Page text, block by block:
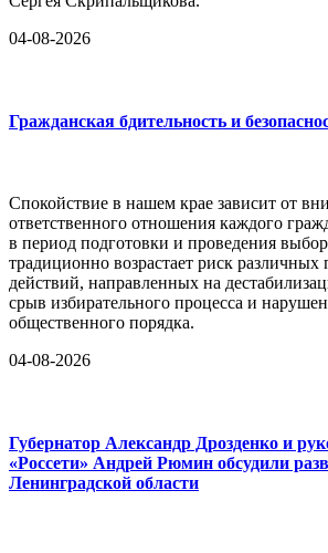
04-08-2026
Гражданская бдительность и
Спокойствие в нашем крае зависит от
ответственного отношения каждого
в период подготовки и проведения
традиционно возрастает риск
действий, направленных на
срыв избирательного процесса и
общественного порядка.
04-08-2026
Губернатор Александр Дрозденко и
«Россети» Андрей Рюмин обсудили
Ленинградской области